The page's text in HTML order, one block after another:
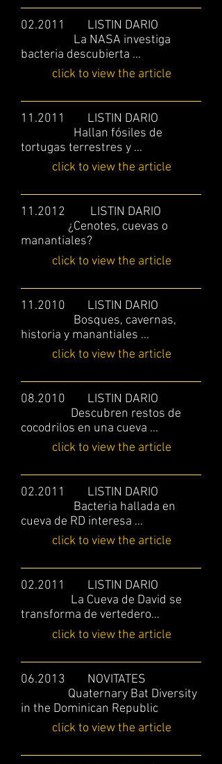
02.2011 LISTIN DARIO
La NASA investiga
bacteria descubierta ...
click to view the article
11.2011 LISTIN DARIO
Hallan fósiles de
tortugas terrestres y ...
click to view the article
11.2012 LISTIN DARIO
¿Cenotes, cuevas o
manantiales?
click to view the article
11.2010 LISTIN DARIO
Bosques, cavernas,
historia y manantiales ...
click to view the article
08.2010 LISTIN DARIO
Descubren restos de
cocodrilos en una cueva ...
click to view the article
02.2011 LISTIN DARIO
Bacteria hallada en
cueva de RD interesa ...
click to view the article
02.2011 LISTIN DARIO
La Cueva de David se
transforma de vertedero...
click to view the article
06.2013 NOVITATES
Quaternary Bat Diversity
in the Dominican Republic
click to view the article